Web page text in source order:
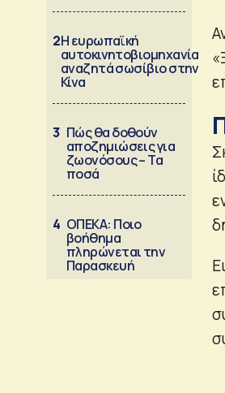
2Η ευρωπαϊκή
αυτοκινητοβιομηχανία
αναζητά σωσίβιο στην
Κίνα
3 Πώς θα δοθούν
αποζημιώσεις για
ζωονόσους – Τα
ποσά
4 ΟΠΕΚΑ: Ποιο
βοήθημα
πληρώνεται την
Παρασκευή